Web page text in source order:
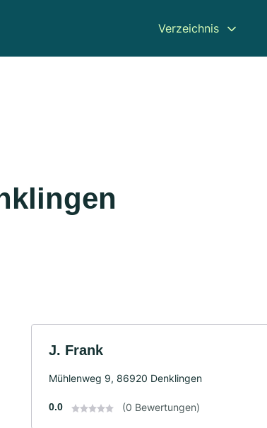
Verzeichnis
J. Frank
Mühlenweg 9, 86920 Denklingen
0.0 (0 Bewertungen)